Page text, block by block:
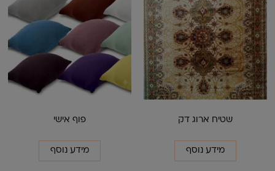
שטיח ארוג דק
מידע נוסף
פוף אישי
מידע נוסף